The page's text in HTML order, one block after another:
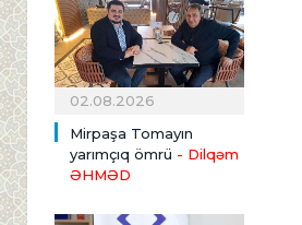
02.08.2026
Mirpaşa Tomayın
yarımçıq ömrü - Dilqəm
ƏHMƏD